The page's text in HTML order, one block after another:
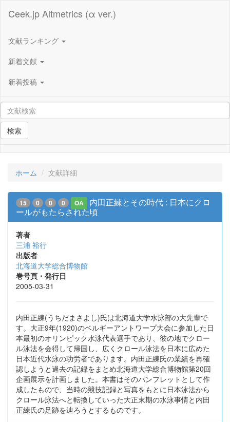
Ceek.jp Altmetrics (α ver.)
文献ランキング
新着文献
新着投稿
検索
ホーム 文献詳細
15 0 0 0 OA
内田正練とその時代 : 日本にクロ
ールがもたらされた頃
著者
三浦 裕行
出版者
北海道大学総合博物館
巻号頁・発行日
2005-03-31
内田正練(うちだまさよし)氏は北海道大学水泳部の大先輩で
す。大正9年(1920)のベルギーアントワープ大会に参加した日
本最初のオリンピック水泳代表選手であり、彼の地でクロー
ル泳法を会得して帰国し、広くクロール泳法を日本に広めた
日本近代水泳の功労者であります。内田正練氏の業績を再確
認しようと過去の記録をまとめ北海道大学総合博物館第20回
企画展示を計画しました。本書はそのパンフレットとして作
成したもので、当時の競技記録と写真をもとに日本泳法から
クロール泳法へと転換していった大正末期の水泳事情と内田
正練氏の足跡を辿ろうとするものです。